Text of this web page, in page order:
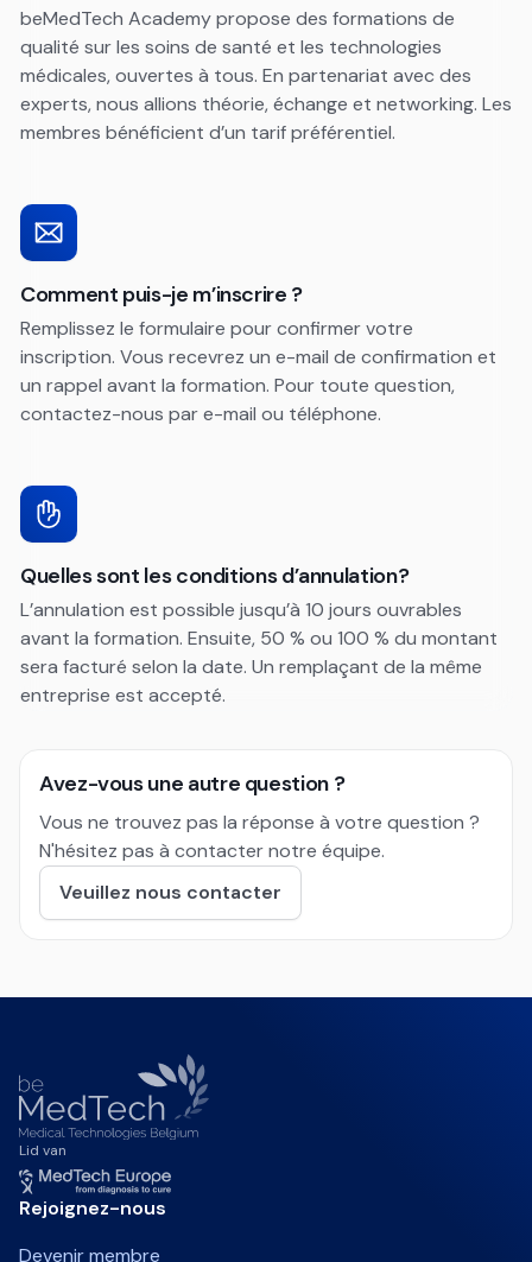
beMedTech Academy propose des formations de
qualité sur les soins de santé et les technologies
médicales, ouvertes à tous. En partenariat avec des
experts, nous allions théorie, échange et networking. Les
membres bénéficient d’un tarif préférentiel.
Comment puis-je m’inscrire ?
Remplissez le formulaire pour confirmer votre
inscription. Vous recevrez un e-mail de confirmation et
un rappel avant la formation. Pour toute question,
contactez-nous par e-mail ou téléphone.
Quelles sont les conditions d’annulation?
L’annulation est possible jusqu’à 10 jours ouvrables
avant la formation. Ensuite, 50 % ou 100 % du montant
sera facturé selon la date. Un remplaçant de la même
entreprise est accepté.
Avez-vous une autre question ?
Vous ne trouvez pas la réponse à votre question ?
N'hésitez pas à contacter notre équipe.
Veuillez nous contacter
Lid van
Rejoignez-nous
Devenir membre